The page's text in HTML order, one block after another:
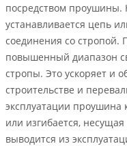
посредством
устанавливается цепь
соединения со стропой.
повышенный диапазон
стропы. Это ускоряет и
строительстве и
эксплуатации проушина
или изгибается,
выводится из